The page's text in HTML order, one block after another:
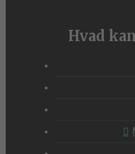
Hvad